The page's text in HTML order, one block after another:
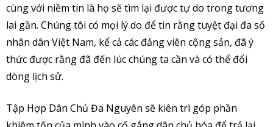
cùng với niềm tin là họ sẽ tìm lại được tự do trong tương
lai gần. Chúng tôi có mọi lý do để tin rằng tuyệt đại đa số
nhân dân Việt Nam, kể cả các đảng viên cộng sản, đã ý
thức được rằng đã đến lúc chúng ta cần và có thể đổi
dòng lịch sử.
Tập Hợp Dân Chủ Đa Nguyên sẽ kiên trì góp phần